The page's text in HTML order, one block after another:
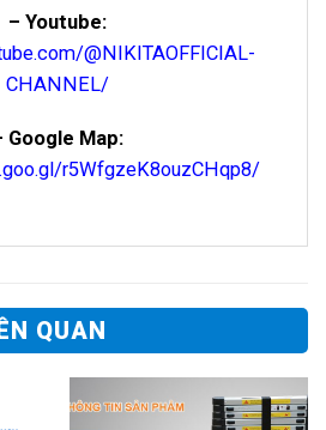
– Youtube:
@NIKITAOFFICIAL-
CHANNEL/
Google Map:
r5WfgzeK8ouzCHqp8/
QUAN